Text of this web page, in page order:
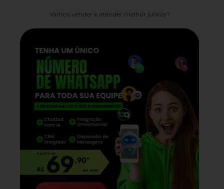
Vamos vender e atender melhor juntos?